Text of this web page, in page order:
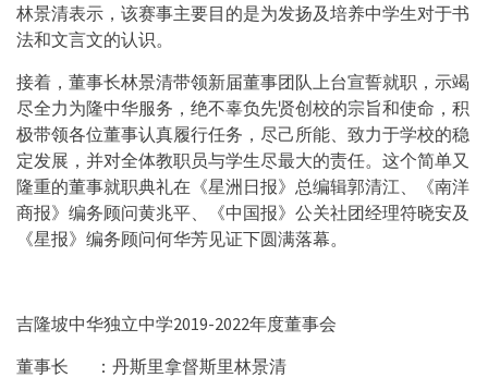
林景清表示，该赛事主要目的是为发扬及培养中学生对于书
法和文言文的认识。
接着，董事长林景清带领新届董事团队上台宣誓就职，示竭
尽全力为隆中华服务，绝不辜负先贤创校的宗旨和使命，积
极带领各位董事认真履行任务，尽己所能、致力于学校的稳
定发展，并对全体教职员与学生尽最大的责任。这个简单又
隆重的董事就职典礼在《星洲日报》总编辑郭清江、《南洋
商报》编务顾问黄兆平、《中国报》公关社团经理符晓安及
《星报》编务顾问何华芳见证下圆满落幕。
吉隆坡中华独立中学2019-2022年度董事会
董事长 ：丹斯里拿督斯里林景清